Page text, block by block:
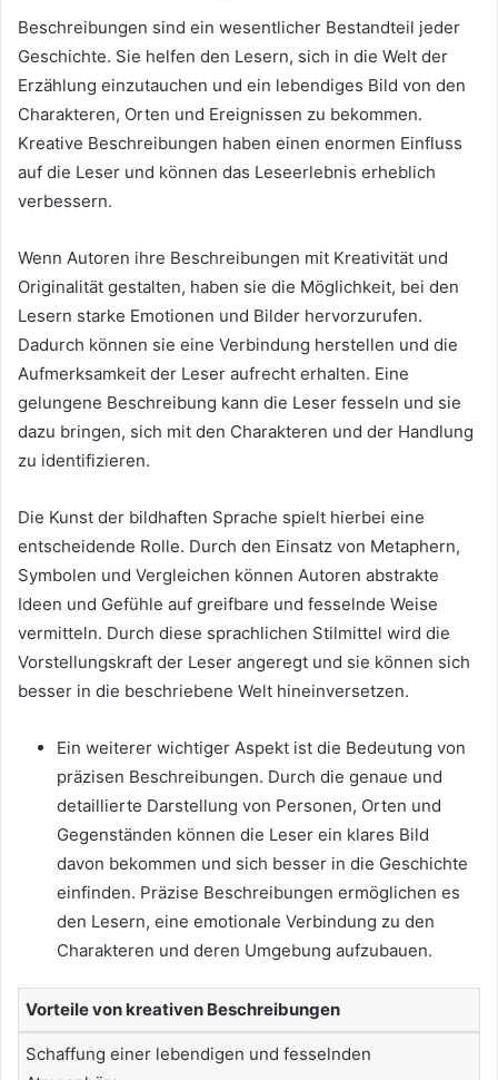
Beschreibungen sind ein wesentlicher Bestandteil jeder
Geschichte. Sie helfen den Lesern, sich in die Welt der
Erzählung einzutauchen und ein lebendiges Bild von den
Charakteren, Orten und Ereignissen zu bekommen.
Kreative Beschreibungen haben einen enormen Einfluss
auf die Leser und können das Leseerlebnis erheblich
verbessern.
Wenn Autoren ihre Beschreibungen mit Kreativität und
Originalität gestalten, haben sie die Möglichkeit, bei den
Lesern starke Emotionen und Bilder hervorzurufen.
Dadurch können sie eine Verbindung herstellen und die
Aufmerksamkeit der Leser aufrecht erhalten. Eine
gelungene Beschreibung kann die Leser fesseln und sie
dazu bringen, sich mit den Charakteren und der Handlung
zu identifizieren.
Die Kunst der bildhaften Sprache spielt hierbei eine
entscheidende Rolle. Durch den Einsatz von Metaphern,
Symbolen und Vergleichen können Autoren abstrakte
Ideen und Gefühle auf greifbare und fesselnde Weise
vermitteln. Durch diese sprachlichen Stilmittel wird die
Vorstellungskraft der Leser angeregt und sie können sich
besser in die beschriebene Welt hineinversetzen.
Ein weiterer wichtiger Aspekt ist die Bedeutung von
präzisen Beschreibungen. Durch die genaue und
detaillierte Darstellung von Personen, Orten und
Gegenständen können die Leser ein klares Bild
davon bekommen und sich besser in die Geschichte
einfinden. Präzise Beschreibungen ermöglichen es
den Lesern, eine emotionale Verbindung zu den
Charakteren und deren Umgebung aufzubauen.
Vorteile von kreativen Beschreibungen
Schaffung einer lebendigen und fesselnden